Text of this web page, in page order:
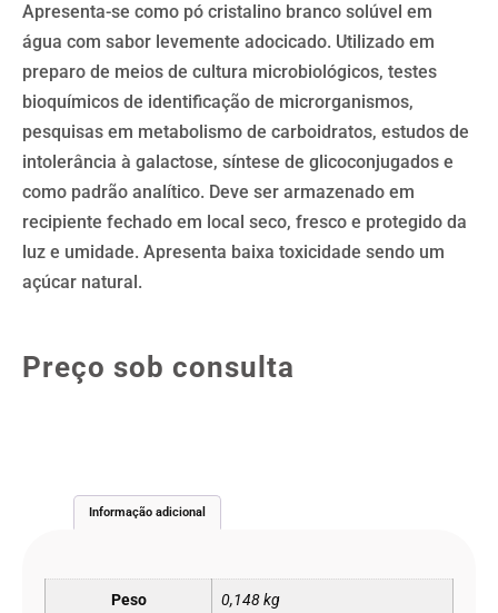
Apresenta-se como pó cristalino branco solúvel em
água com sabor levemente adocicado. Utilizado em
preparo de meios de cultura microbiológicos, testes
bioquímicos de identificação de microrganismos,
pesquisas em metabolismo de carboidratos, estudos de
intolerância à galactose, síntese de glicoconjugados e
como padrão analítico. Deve ser armazenado em
recipiente fechado em local seco, fresco e protegido da
luz e umidade. Apresenta baixa toxicidade sendo um
açúcar natural.
Preço sob consulta
Informação adicional
Peso 0,148 kg